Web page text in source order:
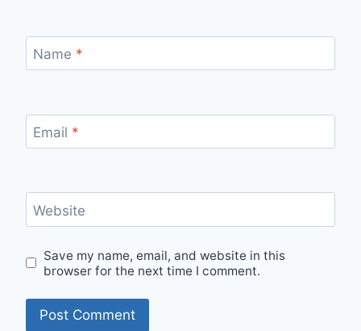
Name *
Email *
Website
Save my name, email, and website in this
browser for the next time I comment.